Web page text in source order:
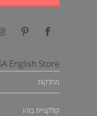
English Store
מחלקות
קולקציית בוהו